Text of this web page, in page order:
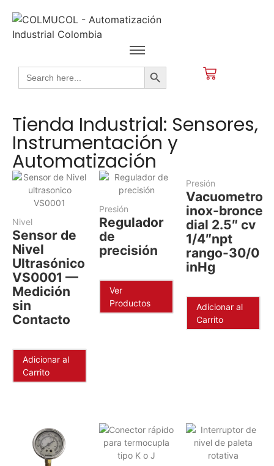
Search
for:
Search Button
Tienda Industrial: Sensores,
Instrumentación y
Automatización
Nivel
Sensor de
Nivel
Ultrasónico
VS0001 —
Medición
sin
Contacto
Adicionar al
Carrito
Presión
Regulador
de
precisión
Ver
Productos
Presión
Vacuometro
inox-bronce
dial 2.5″ cv
1/4″npt
rango-30/0
inHg
Adicionar al
Carrito